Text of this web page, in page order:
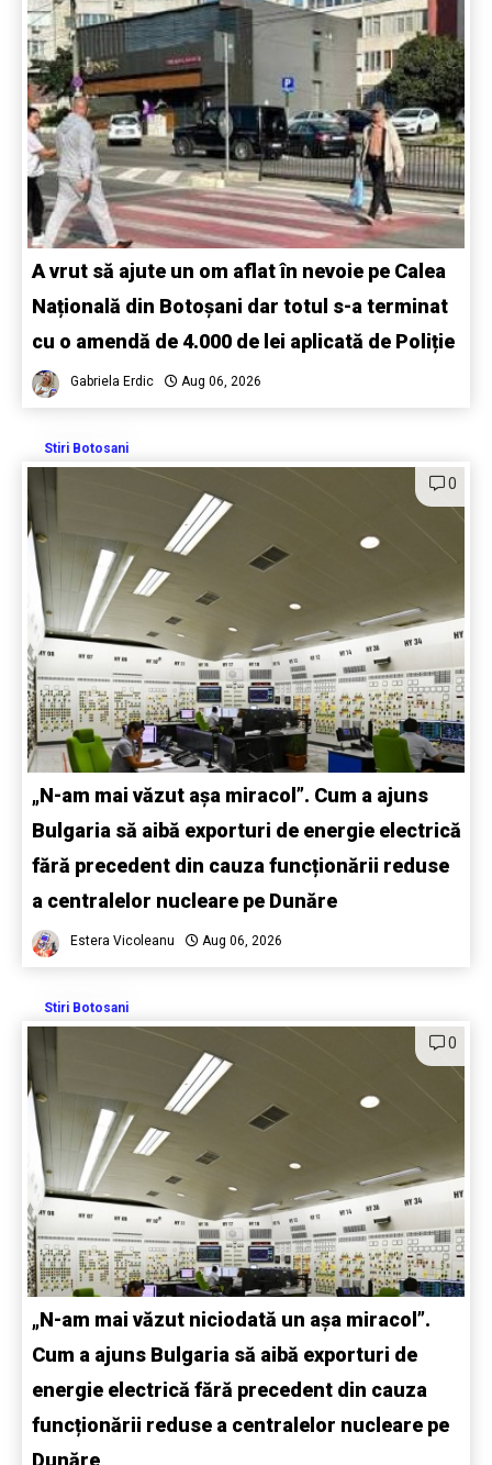
A vrut să ajute un om aflat în nevoie pe Calea
Națională din Botoșani dar totul s-a terminat
cu o amendă de 4.000 de lei aplicată de Poliție
Gabriela Erdic Aug 06, 2026
Stiri Botosani
0
„N-am mai văzut așa miracol”. Cum a ajuns
Bulgaria să aibă exporturi de energie electrică
fără precedent din cauza funcționării reduse
a centralelor nucleare pe Dunăre
Estera Vicoleanu Aug 06, 2026
Stiri Botosani
0
„N-am mai văzut niciodată un așa miracol”.
Cum a ajuns Bulgaria să aibă exporturi de
energie electrică fără precedent din cauza
funcționării reduse a centralelor nucleare pe
Dunăre